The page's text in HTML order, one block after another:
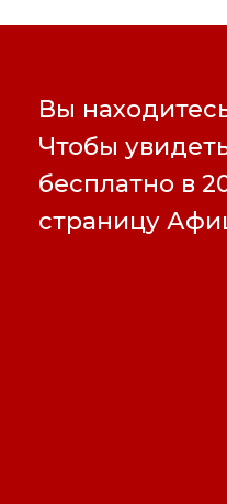
Вы
Чтобы
бесплатно в
страницу